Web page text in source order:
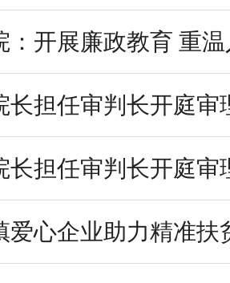
：开展廉政教育 重
长担任审判长开庭审
长担任审判长开庭审
爱心企业助力精准扶